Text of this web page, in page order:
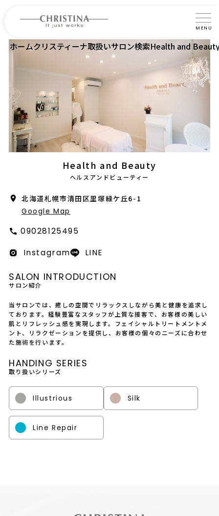
MENU
クリスティーナについて
製品について
製品の使い方
サロントリートメント
サロン検索
認定インストラクター・トレーナー紹介
コラム
採用情報
プライバシーポリシー
ホームクリスティーナ取扱いサロン検索Health and
Health and Beauty
ヘルスアンドビューティー
北海道札幌市清田区里塚緑ケ丘6-1
Google Map
09028125495
Instagram
LINE
SALON INTRODUCTION
サロン紹介
当サロンでは、癒しの空間でリラックスしながら美と健康を追求し
ております。経験豊富なスタッフが上質な接客で、お客様の美しい
肌とリフレッシュ感を実現します。フェイシャルトリートメントメ
ント、リラクゼーションを提供し、お客様の個々のニーズに合わせ
た施術を行います。
HANDING SERIES
取り扱いシリーズ
Illustrious Silk
Line Repair